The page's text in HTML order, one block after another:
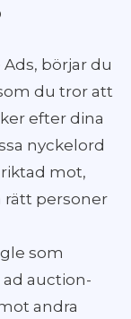
börjar du
du tror att
efter dina
nyckelord
mot,
rätt personer
som
auction-
andra